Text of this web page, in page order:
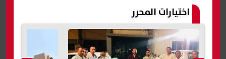
اختيارات المحرر